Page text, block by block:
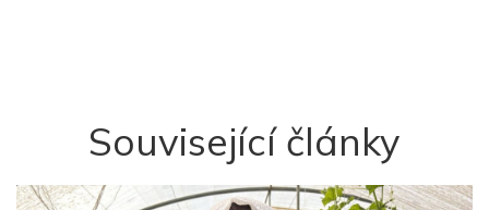
Související články